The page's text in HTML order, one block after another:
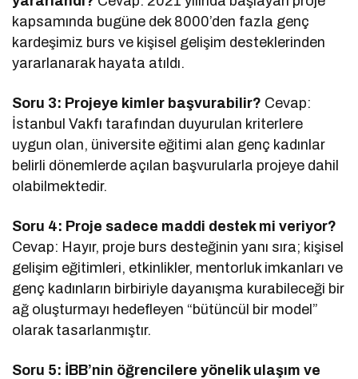
kapsamında bugüne dek 8000’den fazla genç
kardeşimiz burs ve kişisel gelişim desteklerinden
yararlanarak hayata atıldı.
Soru 3: Projeye kimler başvurabilir? Cevap:
İstanbul Vakfı tarafından duyurulan kriterlere
uygun olan, üniversite eğitimi alan genç kadınlar
belirli dönemlerde açılan başvurularla projeye dahil
olabilmektedir.
Soru 4: Proje sadece maddi destek mi veriyor?
Cevap: Hayır, proje burs desteğinin yanı sıra; kişisel
gelişim eğitimleri, etkinlikler, mentorluk imkanları ve
genç kadınların birbiriyle dayanışma kurabileceği bir
ağ oluşturmayı hedefleyen “bütüncül bir model”
olarak tasarlanmıştır.
Soru 5: İBB’nin öğrencilere yönelik ulaşım ve